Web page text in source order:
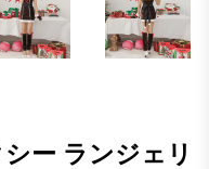
ー ランジェリ